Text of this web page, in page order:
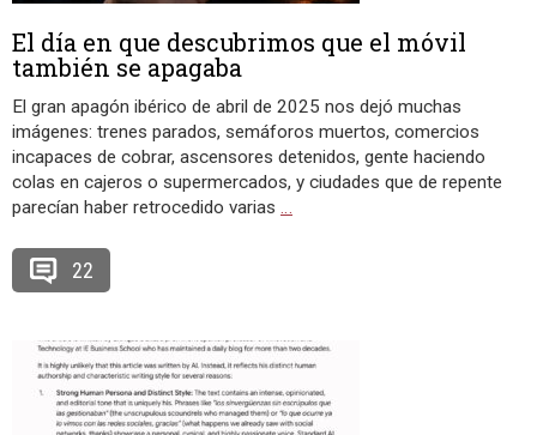
El día en que descubrimos que el móvil
también se apagaba
El gran apagón ibérico de abril de 2025 nos dejó muchas
imágenes: trenes parados, semáforos muertos, comercios
incapaces de cobrar, ascensores detenidos, gente haciendo
colas en cajeros o supermercados, y ciudades que de repente
parecían haber retrocedido varias …
22